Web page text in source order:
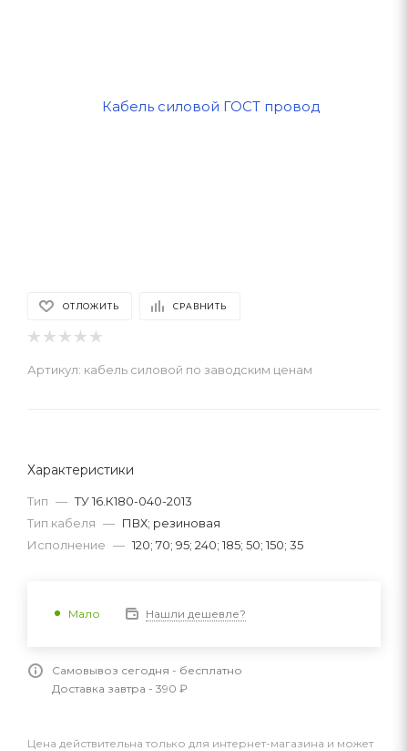
ОТЛОЖИТЬ СРАВНИТЬ
Артикул: кабель силовой по заводским ценам
Характеристики
Тип — ТУ 16.К180-040-2013
Тип кабеля — ПВХ; резиновая
Исполнение — 120; 70; 95; 240; 185; 50; 150; 35
Мало Нашли дешевле?
Самовывоз сегодня - бесплатно
Доставка завтра - 390 ₽
Цена действительна только для интернет-магазина и может